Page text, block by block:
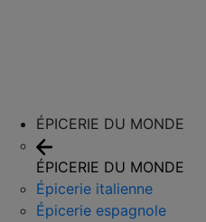
ÉPICERIE DU MONDE
ÉPICERIE DU MONDE
Épicerie italienne
Épicerie espagnole